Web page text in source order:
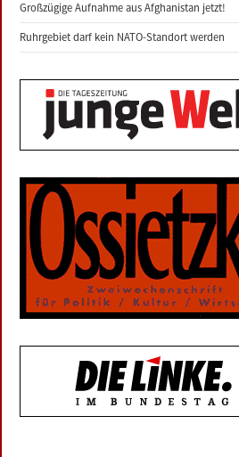
Großzügige Aufnahme aus Afghanistan jetzt!
Ruhrgebiet darf kein NATO-Standort werden